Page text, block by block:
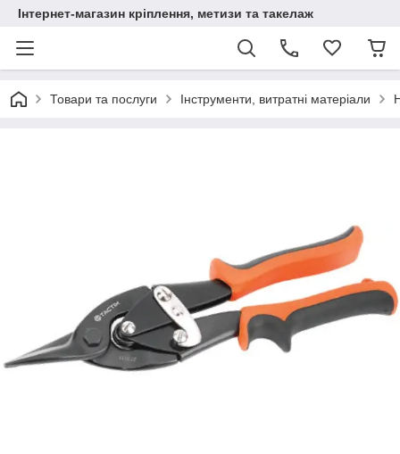
Інтернет-магазин кріплення, метизи та такелаж
Товари та послуги Інструменти, витратні матеріали